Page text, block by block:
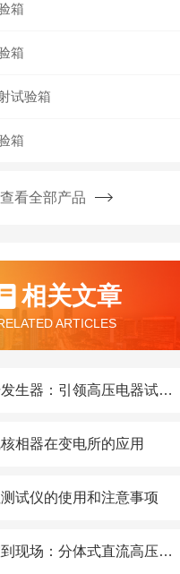
箱
箱
试验箱
箱
查看全部产品
相关文章
ARTICLES
雷电冲击发生器：引领高压电器试验新篇章
相器在变电所的应用
试仪的使用和注意事项
从实验室到现场：分体式直流高压发生器——电力检测领域的新宠